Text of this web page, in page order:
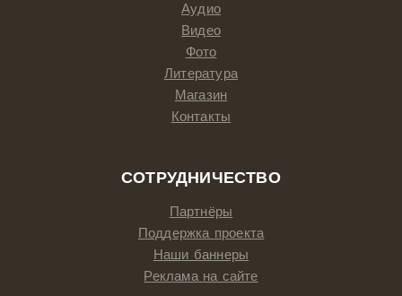
Аудио
Видео
Фото
Литература
Магазин
Контакты
СОТРУДНИЧЕСТВО
Партнёры
Поддержка проекта
Наши баннеры
Реклама на сайте